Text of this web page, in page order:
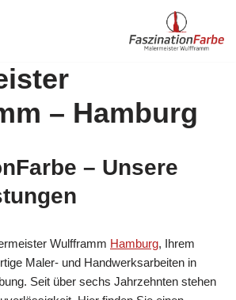
– Hamburg
– Unsere
Wulfframm Hamburg, Ihrem
Maler- und Handwerksarbeiten in
Seit über sechs Jahrzehnten stehen